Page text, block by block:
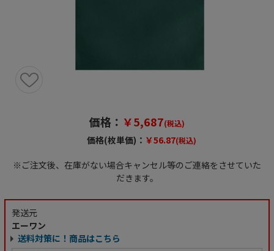
価格： ￥5,687(税込)
価格(枚単価)： ￥56.87(税込)
※ご注文後、在庫がない場合キャンセル等のご連絡をさせていた
だきます。
発送元
エーワン
送料対策に！商品はこちら